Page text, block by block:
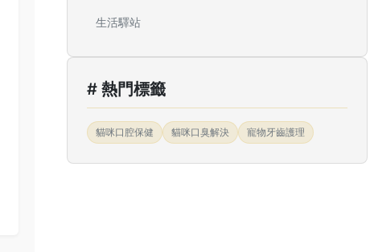
生活驛站
# 熱門標籤
貓咪口腔保健 貓咪口臭解決 寵物牙齒護理